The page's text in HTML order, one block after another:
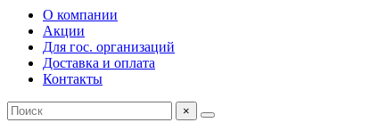
О компании
Акции
Для гос. организаций
Доставка и оплата
Контакты
×